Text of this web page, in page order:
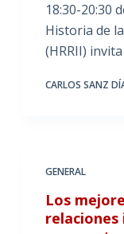
18:30-20:30
Historia de
(HRRII)
CARLOS SANZ
GENERAL
Los
relaciones